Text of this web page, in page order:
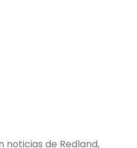
noticias de Redland,